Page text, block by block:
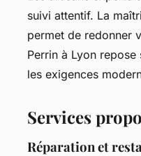
suivi attentif. La
permet de redonner
Perrin à Lyon
les exigences
Services
Réparation et